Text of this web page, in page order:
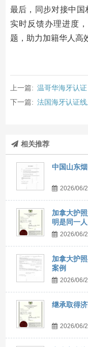
最后，同步对接中国
实时反馈办理进度
题，助力加籍华人高
上一篇: 温哥华海牙认
下一篇: 法国海牙认证
相关推荐
中国山东
2026/06/
加拿大护
明是同一人
2026/06/
加拿大护
案例
2026/06/
继承取得
2026/06/